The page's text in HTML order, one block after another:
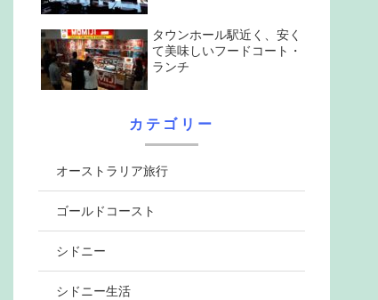
タウンホール駅近く、安く
て美味しいフードコート・
ランチ
カテゴリー
オーストラリア旅行
ゴールドコースト
シドニー
シドニー生活